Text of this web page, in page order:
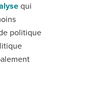
qui
politique